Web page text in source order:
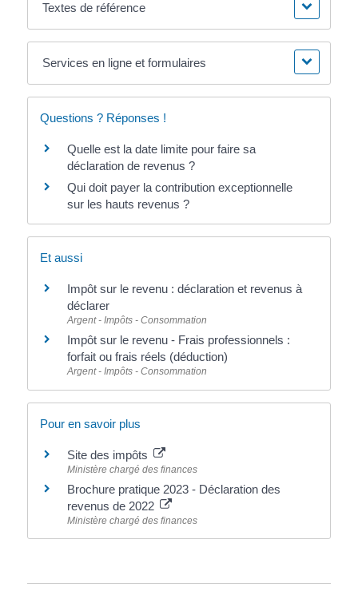
Textes de référence
Services en ligne et formulaires
Questions ? Réponses !
Quelle est la date limite pour faire sa
déclaration de revenus ?
Qui doit payer la contribution exceptionnelle
sur les hauts revenus ?
Et aussi
Impôt sur le revenu : déclaration et revenus à
déclarer
Argent - Impôts - Consommation
Impôt sur le revenu - Frais professionnels :
forfait ou frais réels (déduction)
Argent - Impôts - Consommation
Pour en savoir plus
Site des impôts
Ministère chargé des finances
Brochure pratique 2023 - Déclaration des
revenus de 2022
Ministère chargé des finances